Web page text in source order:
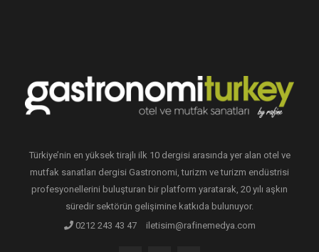
Türkiye’nin en yüksek tirajlı ilk 10 dergisi arasında yer alan otel ve
mutfak sanatları dergisi Gastronomi, turizm ve turizm endüstrisi
profesyonellerini buluşturan bir platform yaratarak, 20 yılı aşkın
süredir sektörün gelişimine katkıda bulunuyor.
0212 243 43 47
iletisim@rafinemedya.com